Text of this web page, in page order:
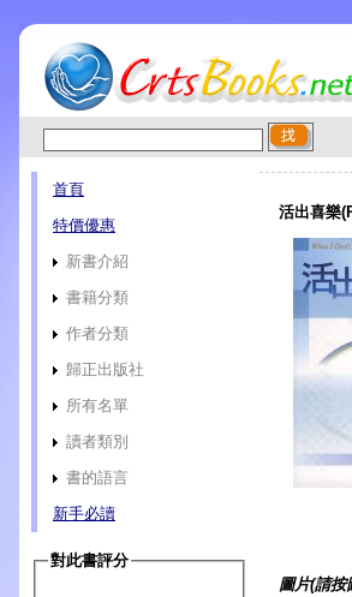
首頁
特價優惠
新書介紹
書籍分類
作者分類
歸正出版社
所有名單
讀者類別
書的語言
新手必讀
對此書評分
活出喜樂
圖片(請按